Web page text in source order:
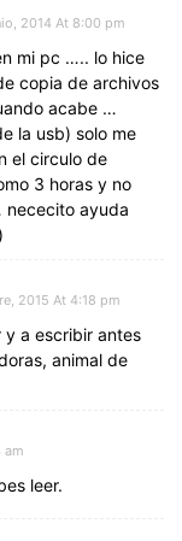
2014 At 8:00 pm
mi pc ….. lo hice
copia de archivos
acabe …
la usb) solo me
el circulo de
3 horas y no
ayuda
2015 At 4:18 pm
y a escribir antes
animal de
am
leer.